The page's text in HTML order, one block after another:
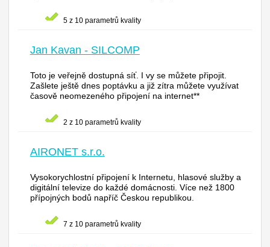
5 z 10 parametrů kvality
Jan Kavan - SILCOMP
Toto je veřejně dostupná síť. I vy se můžete připojit.
Zašlete ještě dnes poptávku a již zítra můžete využívat
časově neomezeného připojení na internet**
2 z 10 parametrů kvality
AIRONET s.r.o.
Vysokorychlostní připojení k Internetu, hlasové služby a
digitální televize do každé domácnosti. Více než 1800
přípojných bodů napříč Českou republikou.
7 z 10 parametrů kvality